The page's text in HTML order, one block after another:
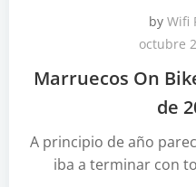
by Wifi
octubre
Marruecos On
de
A principio de año
iba a terminar con